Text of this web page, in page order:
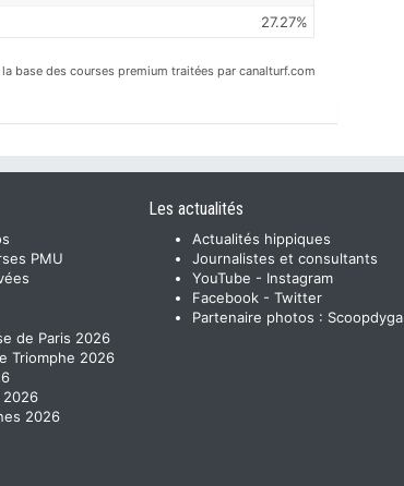
27.27%
base des courses premium traitées par canalturf.com
PMU
de Paris 2026
Triomphe 2026
2026
2026
Les actualités
Actualités hippiques
Journalistes et consultants
YouTube - Instagram
Facebook - Twitter
Partenaire photos : Scoopdyga